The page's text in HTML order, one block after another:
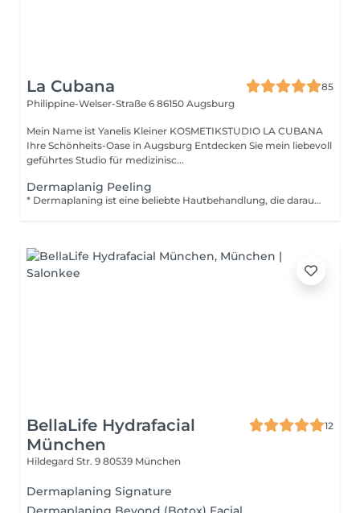
La Cubana
85
Philippine-Welser-Straße 6 86150 Augsburg
Mein Name ist Yanelis Kleiner KOSMETIKSTUDIO LA CUBANA
Ihre Schönheits-Oase in Augsburg Entdecken Sie mein liebevoll
geführtes Studio für medizinisc...
Dermaplanig Peeling
* Dermaplaning ist eine beliebte Hautbehandlung, die darauf abzielt, die Haut zu exfolieren und zu glätten. Hier ist eine kurze Erklärung, die Sie auf Ihrer Webseite verwenden können: *Was ist Dermaplaning?* Dermaplaning ist eine nicht-invasive Hautbehandlung, bei der ein speziell ausgebildeter Therapeut mit einem sterilen Skalpell die oberste Schicht der Haut sanft abträgt. Dieser Prozess entfernt tote Hautzellen, Schmutz und andere Unreinheiten, die die Haut trüben können. *Vorteile von Dermaplaning* - *Glattere Haut*: Dermaplaning hinterlässt eine glatte und strahlende Haut. - *Entfernung von toten Hautzellen*: Die Behandlung entfernt tote Hautzellen und fördert die Zellerneuerung. - *Verbesserung der Hautstruktur*: Dermaplaning kann helfen, die Hautstruktur zu verbessern und die Poren zu verfeinern. - *Bessere Aufnahme von Hautpflegeprodukten*: Nach einer Dermaplaning-Behandlung können Hautpflegeprodukte besser aufgenommen werden. *Wie lange dauert die Behandlung?* Eine Dermaplaning-Behandlung dauert normalerweise etwa 30-45 Minuten. *Ist Dermaplaning schmerzhaft?* Dermaplaning ist eine sehr sanfte Behandlung und sollte nicht schmerzhaft sein. Es kann jedoch ein leichtes Kitzeln oder ein Gefühl von Ziehen geben. *Wer ist ein geeigneter Kandidat für Dermaplaning?* Dermaplaning ist geeignet für fast alle Hauttypen und kann helfen, eine Vielzahl von Hautproblemen zu verbessern. Es ist jedoch wichtig, vorher mit einem Therapeuten zu sprechen, um sicherzustellen, dass Dermaplaning die richtige Behandlung für Ihre individuellen Hautbedürfnisse ist.
BellaLife Hydrafacial
München
12
Hildegard Str. 9 80539 München
Dermaplaning Signature